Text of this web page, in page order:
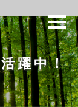
躍中！